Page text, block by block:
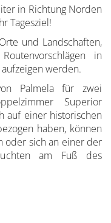
in Richtung Norden
Tagesziel!
und Landschaften,
in
werden.
Palmela für zwei
Superior
auf einer historischen
haben, können
oder sich an einer der
am Fuß des